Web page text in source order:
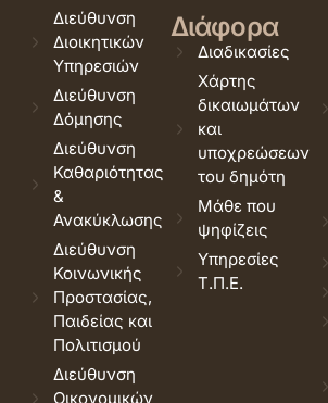
Διεύθυνση
Διοικητικών
Υπηρεσιών
Διεύθυνση
Δόμησης
Διεύθυνση
Καθαριότητας
&
Ανακύκλωσης
Διεύθυνση
Κοινωνικής
Προστασίας,
Παιδείας και
Πολιτισμού
Διεύθυνση
Οικονομικών
Διάφορα
Διαδικασίες
Χάρτης
δικαιωμάτων
και
υποχρεώσεων
του δημότη
Μάθε που
ψηφίζεις
Υπηρεσίες
Τ.Π.Ε.